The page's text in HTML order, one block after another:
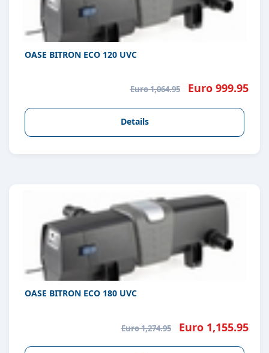
OASE BITRON ECO 120 UVC
Euro 1,064.95 Euro 999.95
Details
OASE BITRON ECO 180 UVC
Euro 1,274.95 Euro 1,155.95